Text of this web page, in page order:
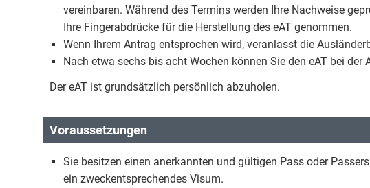
vereinbaren. Während des Termins werden Ihre Nachweise
Ihre Fingerabdrücke für die Herstellung des eAT genommen.
Wenn Ihrem Antrag entsprochen wird, veranlasst die
Nach etwa sechs bis acht Wochen können Sie den eAT bei der
Der eAT ist grundsätzlich persönlich abzuholen.
Voraussetzungen
Sie besitzen einen anerkannten und gültigen Pass oder
ein zweckentsprechendes Visum.